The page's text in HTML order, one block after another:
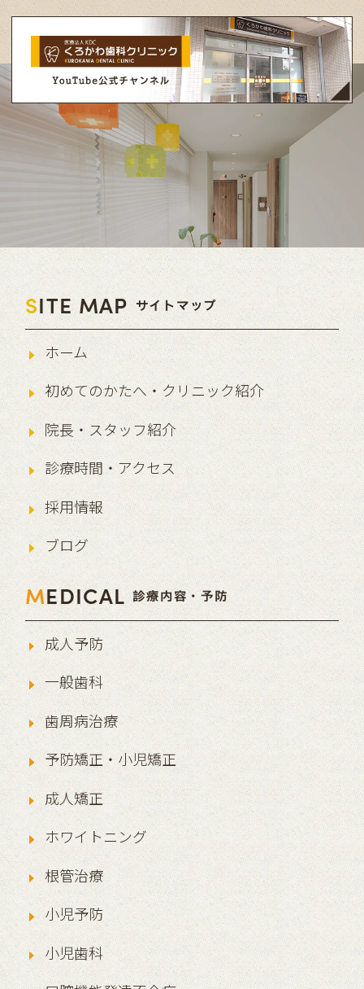
SITE MAP サイトマップ
ホーム
初めてのかたへ・クリニック紹介
院長・スタッフ紹介
診療時間・アクセス
採用情報
ブログ
MEDICAL 診療内容・予防
成人予防
一般歯科
歯周病治療
予防矯正・小児矯正
成人矯正
ホワイトニング
根管治療
小児予防
小児歯科